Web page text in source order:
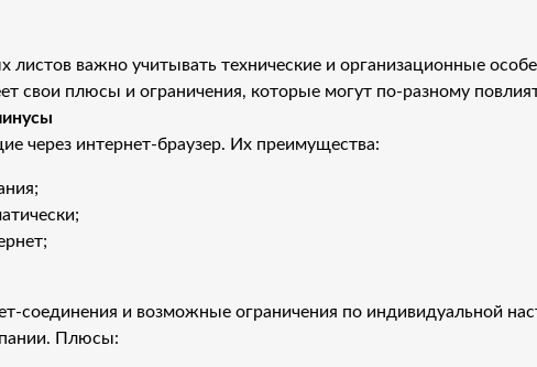
важно учитывать технические и организационные
свои плюсы и ограничения, которые могут по-разному
через интернет-браузер. Их преимущества:
соединения и возможные ограничения по индивидуальной
Плюсы: